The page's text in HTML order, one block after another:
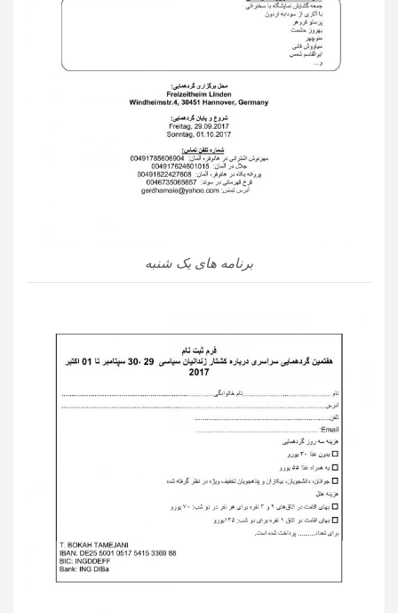
برنامه های یک شنبه